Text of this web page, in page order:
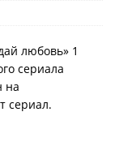
любовь» 1
сериала
на
сериал.